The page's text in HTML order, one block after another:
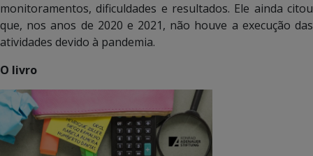
monitoramentos, dificuldades e resultados. Ele ainda citou
que, nos anos de 2020 e 2021, não houve a execução das
atividades devido à pandemia.
O livro